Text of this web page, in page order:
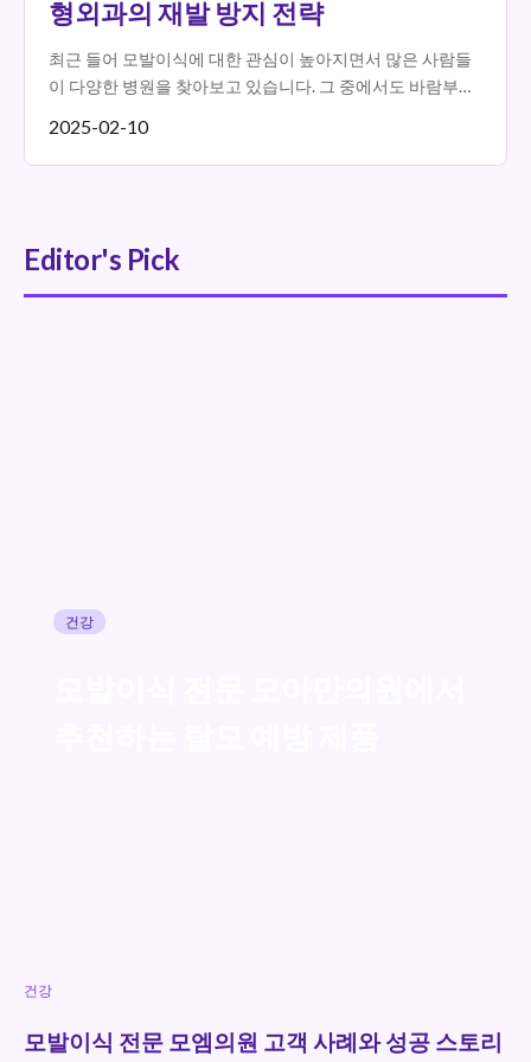
형외과의 재발 방지 전략
최근 들어 모발이식에 대한 관심이 높아지면서 많은 사람들
이 다양한 병원을 찾아보고 있습니다. 그 중에서도 바람부는
2025-02-10
Editor's Pick
건강
건강
모발이식 전문 모엠의원 고객 사례와 성공 스토리